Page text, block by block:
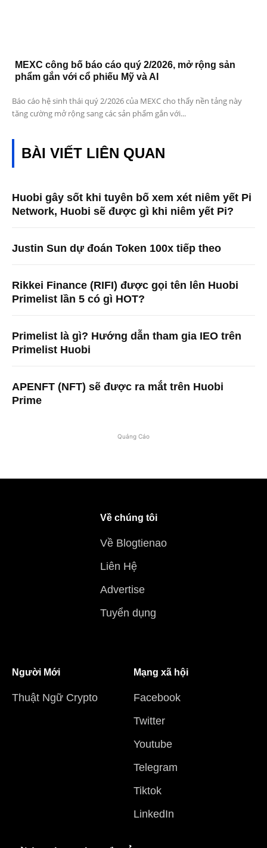
MEXC công bố báo cáo quý 2/2026, mở rộng sản
phẩm gắn với cổ phiếu Mỹ và AI
Báo cáo hệ sinh thái quý 2/2026 của MEXC cho thấy nền tảng này
tăng cường mở rộng sang các sản phẩm gắn với...
BÀI VIẾT LIÊN QUAN
Huobi gây sốt khi tuyên bố xem xét niêm yết Pi
Network, Huobi sẽ được gì khi niêm yết Pi?
Justin Sun dự đoán Token 100x tiếp theo
Rikkei Finance (RIFI) được gọi tên lên Huobi
Primelist lần 5 có gì HOT?
Primelist là gì? Hướng dẫn tham gia IEO trên
Primelist Huobi
APENFT (NFT) sẽ được ra mắt trên Huobi
Prime
Quảng Cáo
Về chúng tôi
Về Blogtienao
Liên Hệ
Advertise
Tuyển dụng
Người Mới
Thuật Ngữ Crypto
Mạng xã hội
Facebook
Twitter
Youtube
Telegram
Tiktok
LinkedIn